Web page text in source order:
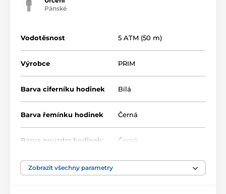
Pánské
Vodotěsnost 5 ATM (50 m)
Výrobce PRIM
Barva ciferníku hodinek Bílá
Barva řemínku hodinek Černá
Barva pouzdra hodinek: Černá
Materiál řemínku
Zobrazit všechny parametry